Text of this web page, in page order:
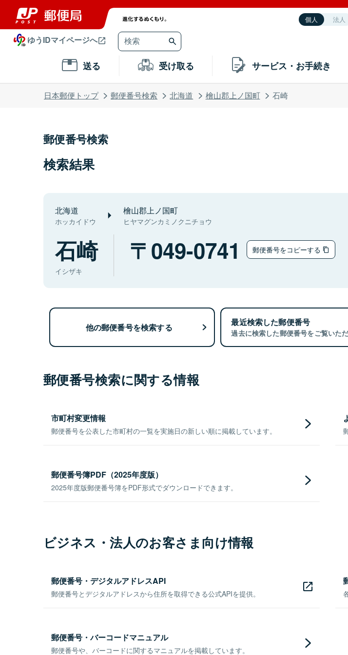
個人 法人
ゆうIDマイページへ
送る 受け取る サービス・お手続き
日本郵便トップ 郵便番号検索 北海道 檜山郡上ノ国町 石崎
郵便番号検索
検索結果
北海道
ホッカイドウ
檜山郡上ノ国町
ヒヤマグンカミノクニチョウ
石崎
イシザキ
049-0741 郵便番号をコピーする
他の郵便番号を検索する 最近検索した郵便番号
過去に検索した郵便番号をご覧いただ
郵便番号検索に関する情報
市町村変更情報
郵便番号を公表した市町村の一覧を実施日の新しい順に掲載しています。
郵便番号簿PDF（2025年度版）
2025年度版郵便番号簿をPDF形式でダウンロードできます。
ビジネス・法人のお客さま向け情報
郵便番号・デジタルアドレスAPI
郵便番号とデジタルアドレスから住所を取得できる公式APIを提供。
郵便番号・バーコードマニュアル
郵便番号や、バーコードに関するマニュアルを掲載しています。